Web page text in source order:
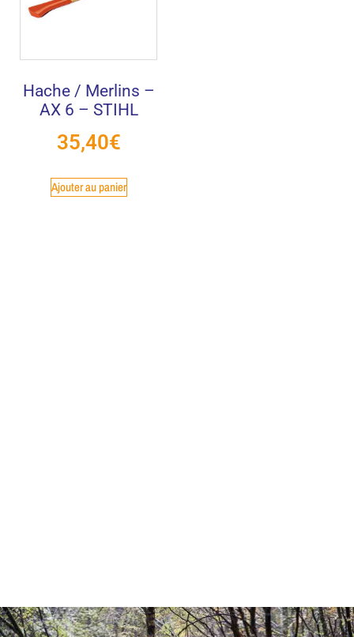
Hache / Merlins –
AX 6 – STIHL
35,40€
Ajouter au panier